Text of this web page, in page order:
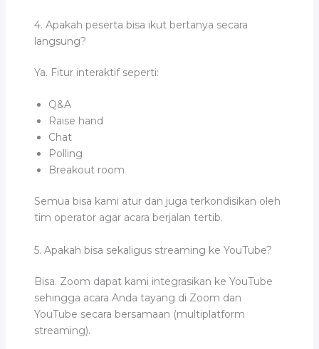
4. Apakah peserta bisa ikut bertanya secara
langsung?
Ya. Fitur interaktif seperti:
Q&A
Raise hand
Chat
Polling
Breakout room
Semua bisa kami atur dan juga terkondisikan oleh
tim operator agar acara berjalan tertib.
5. Apakah bisa sekaligus streaming ke YouTube?
Bisa. Zoom dapat kami integrasikan ke YouTube
sehingga acara Anda tayang di Zoom dan
YouTube secara bersamaan (multiplatform
streaming).